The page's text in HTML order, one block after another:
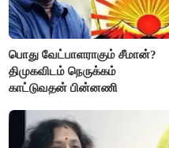
பொது வேட்பாளராகும் சீமான்?
திமுகவிடம் நெருக்கம்
காட்டுவதன் பின்னணி